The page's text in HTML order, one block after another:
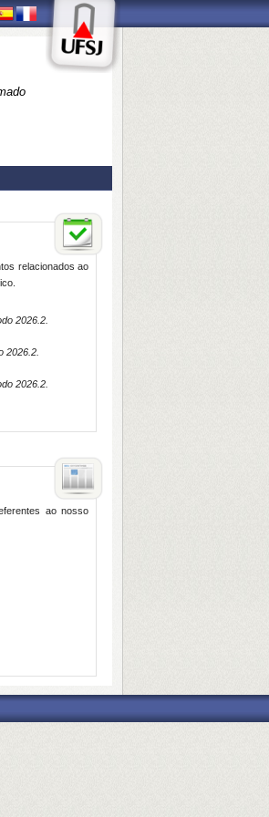
relacionados ao
2026.2.
2026.2.
2026.2.
ao nosso